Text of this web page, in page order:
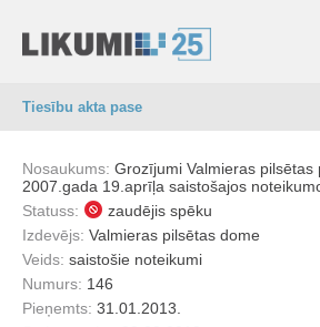
Tiesību akta pase
Nosaukums: Grozījumi Valmieras pilsētas
2007.gada 19.aprīļa saistošajos
Statuss:
zaudējis spēku
Izdevējs: Valmieras pilsētas dome
Veids: saistošie noteikumi
Numurs: 146
Pieņemts: 31.01.2013.